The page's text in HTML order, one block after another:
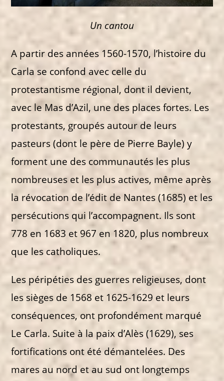
Un cantou
A partir des années 1560-1570, l’histoire du
Carla se confond avec celle du
protestantisme régional, dont il devient,
avec le Mas d’Azil, une des places fortes. Les
protestants, groupés autour de leurs
pasteurs (dont le père de Pierre Bayle) y
forment une des communautés les plus
nombreuses et les plus actives, même après
la révocation de l’édit de Nantes (1685) et les
persécutions qui l’accompagnent. Ils sont
778 en 1683 et 967 en 1820, plus nombreux
que les catholiques.
Les péripéties des guerres religieuses, dont
les sièges de 1568 et 1625-1629 et leurs
conséquences, ont profondément marqué
Le Carla. Suite à la paix d’Alès (1629), ses
fortifications ont été démantelées. Des
mares au nord et au sud ont longtemps